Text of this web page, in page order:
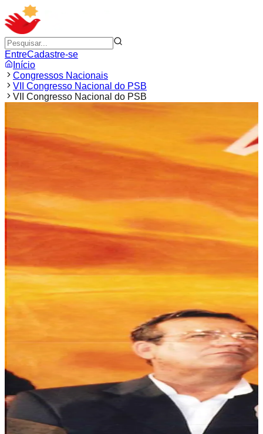
EntreCadastre-se
Início
Congressos Nacionais
VII Congresso Nacional do PSB
VII Congresso Nacional do PSB